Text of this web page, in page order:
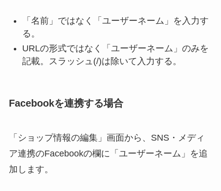
「名前」ではなく「ユーザーネーム」を入力す
る。
URLの形式ではなく「ユーザーネーム」のみを
記載。スラッシュ(/)は除いて入力する。
Facebookを連携する場合
「ショップ情報の編集」画面から、SNS・メディ
ア連携のFacebookの欄に「ユーザーネーム」を追
加します。